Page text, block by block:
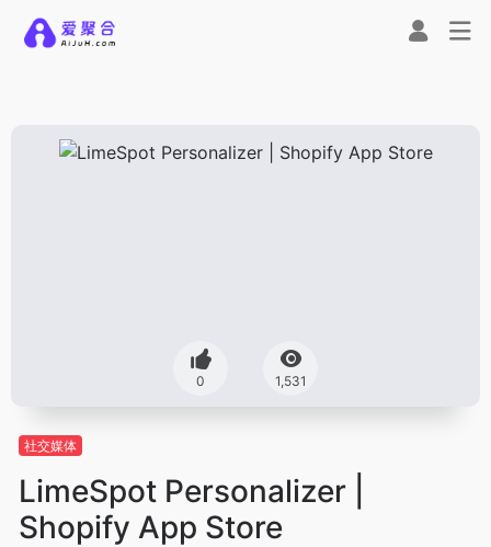
0 1,531
社交媒体
LimeSpot Personalizer |
Shopify App Store